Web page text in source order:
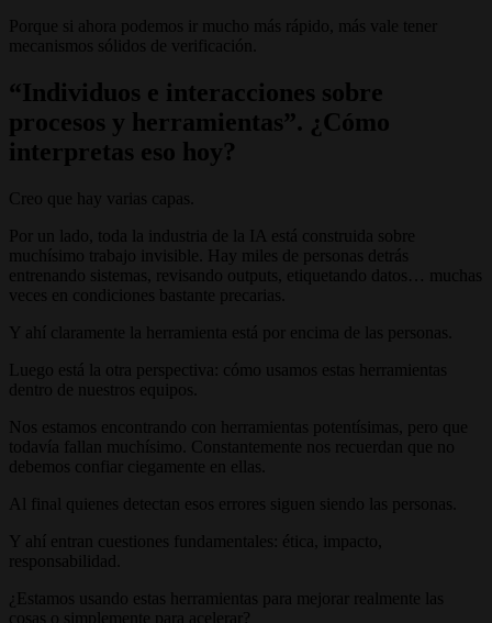
Porque si ahora podemos ir mucho más rápido, más vale tener
mecanismos sólidos de verificación.
“Individuos e interacciones sobre
procesos y herramientas”. ¿Cómo
interpretas eso hoy?
Creo que hay varias capas.
Por un lado, toda la industria de la IA está construida sobre
muchísimo trabajo invisible. Hay miles de personas detrás
entrenando sistemas, revisando outputs, etiquetando datos… muchas
veces en condiciones bastante precarias.
Y ahí claramente la herramienta está por encima de las personas.
Luego está la otra perspectiva: cómo usamos estas herramientas
dentro de nuestros equipos.
Nos estamos encontrando con herramientas potentísimas, pero que
todavía fallan muchísimo. Constantemente nos recuerdan que no
debemos confiar ciegamente en ellas.
Al final quienes detectan esos errores siguen siendo las personas.
Y ahí entran cuestiones fundamentales: ética, impacto,
responsabilidad.
¿Estamos usando estas herramientas para mejorar realmente las
cosas o simplemente para acelerar?